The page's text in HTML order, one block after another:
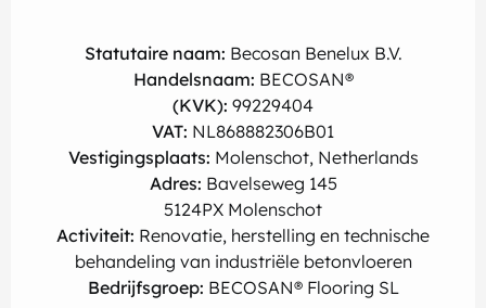
Statutaire naam: Becosan Benelux B.V.
Handelsnaam: BECOSAN®
(KVK): 99229404
VAT: NL868882306B01
Vestigingsplaats: Molenschot, Netherlands
Adres: Bavelseweg 145
5124PX Molenschot
Activiteit: Renovatie, herstelling en technische
behandeling van industriële betonvloeren
Bedrijfsgroep: BECOSAN® Flooring SL